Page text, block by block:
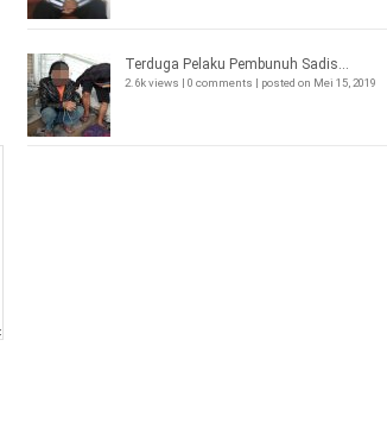
Terduga Pelaku Pembunuh Sadis...
2.6k views | 0 comments | posted on Mei 15, 2019